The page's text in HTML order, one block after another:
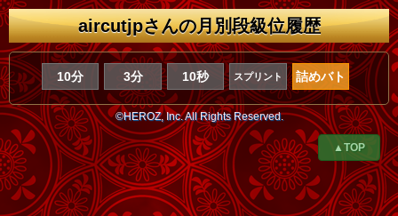
aircutjpさんの月別段級位履歴
10分 3分 10秒 スプリント 詰めバト
©HEROZ, Inc. All Rights Reserved.
▲TOP